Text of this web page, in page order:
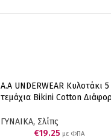
A.A UNDERWEAR Κυλοτάκι 5
τεμάχια Bikini Cotton
ΓΥΝΑΙΚΑ, Σλίπς
€19.25 με ΦΠΑ